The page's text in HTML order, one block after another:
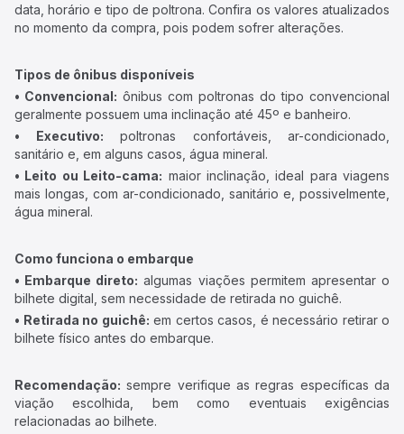
data, horário e tipo de poltrona. Confira os valores atualizados
no momento da compra, pois podem sofrer alterações.
Tipos de ônibus disponíveis
• Convencional: ônibus com poltronas do tipo convencional
geralmente possuem uma inclinação até 45º e banheiro.
• Executivo: poltronas confortáveis, ar-condicionado,
sanitário e, em alguns casos, água mineral.
• Leito ou Leito-cama: maior inclinação, ideal para viagens
mais longas, com ar-condicionado, sanitário e, possivelmente,
água mineral.
Como funciona o embarque
• Embarque direto: algumas viações permitem apresentar o
bilhete digital, sem necessidade de retirada no guichê.
• Retirada no guichê: em certos casos, é necessário retirar o
bilhete físico antes do embarque.
Recomendação: sempre verifique as regras específicas da
viação escolhida, bem como eventuais exigências
relacionadas ao bilhete.